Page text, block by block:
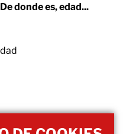
donde es, edad...